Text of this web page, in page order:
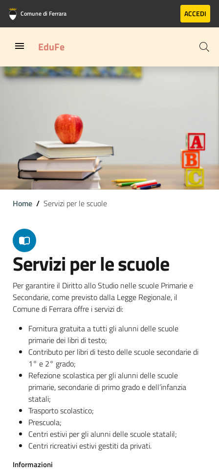
Vai al contenuto principale
Vai al footer
Comune di Ferrara ACCEDI
EduFe
Home Servizi per le scuole
Servizi per le scuole
Per garantire il Diritto allo Studio nelle scuole Primarie e
Secondarie, come previsto dalla Legge Regionale, il
Comune di Ferrara offre i servizi di:
Fornitura gratuita a tutti gli alunni delle scuole
primarie dei libri di testo;
Contributo per libri di testo delle scuole secondarie di
1° e 2° grado;
Refezione scolastica per gli alunni delle scuole
primarie, secondarie di primo grado e dell’infanzia
statali;
Trasporto scolastico;
Prescuola;
Centri estivi per gli alunni delle scuole statalil;
Centri ricreativi estivi gestiti da privati.
Informazioni